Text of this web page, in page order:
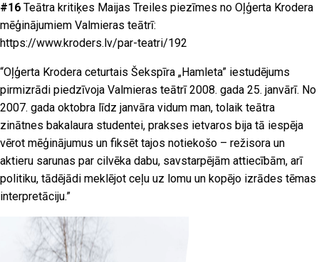
#16 Teātra kritiķes Maijas Treiles piezīmes no Oļģerta Krodera
mēģinājumiem Valmieras teātrī:
https://www.kroders.lv/par-teatri/192
“Oļģerta Krodera ceturtais Šekspīra „Hamleta” iestudējums
pirmizrādi piedzīvoja Valmieras teātrī 2008. gada 25. janvārī. No
2007. gada oktobra līdz janvāra vidum man, tolaik teātra
zinātnes bakalaura studentei, prakses ietvaros bija tā iespēja
vērot mēģinājumus un fiksēt tajos notiekošo – režisora un
aktieru sarunas par cilvēka dabu, savstarpējām attiecībām, arī
politiku, tādējādi meklējot ceļu uz lomu un kopējo izrādes tēmas
interpretāciju.”